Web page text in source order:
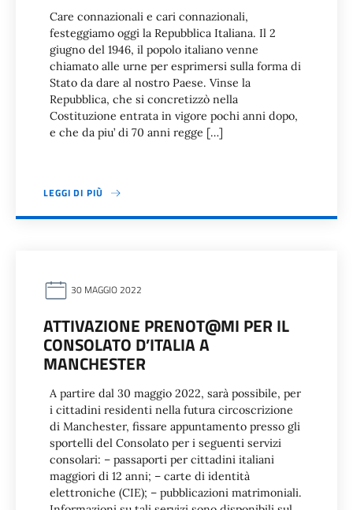
Care connazionali e cari connazionali,
festeggiamo oggi la Repubblica Italiana. Il 2
giugno del 1946, il popolo italiano venne
chiamato alle urne per esprimersi sulla forma di
Stato da dare al nostro Paese. Vinse la
Repubblica, che si concretizzò nella
Costituzione entrata in vigore pochi anni dopo,
e che da piu’ di 70 anni regge […]
LEGGI DI PIÙ
30 MAGGIO 2022
ATTIVAZIONE PRENOT@MI PER IL
CONSOLATO D’ITALIA A
MANCHESTER
A partire dal 30 maggio 2022, sarà possibile, per
i cittadini residenti nella futura circoscrizione
di Manchester, fissare appuntamento presso gli
sportelli del Consolato per i seguenti servizi
consolari: – passaporti per cittadini italiani
maggiori di 12 anni; – carte di identità
elettroniche (CIE); – pubblicazioni matrimoniali.